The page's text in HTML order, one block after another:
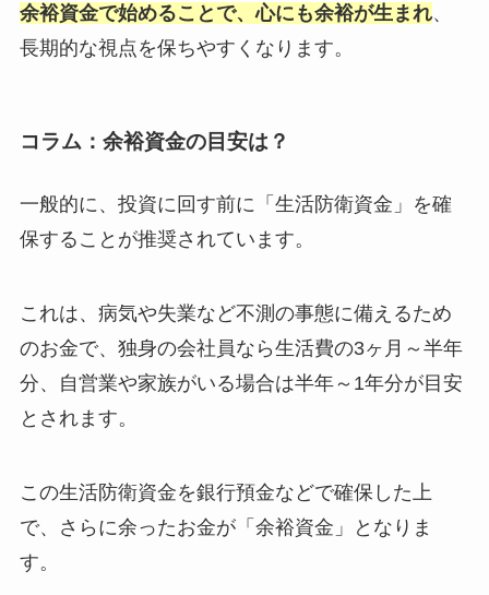
余裕資金で始めることで、心にも余裕が生まれ、
長期的な視点を保ちやすくなります。
コラム：余裕資金の目安は？
一般的に、投資に回す前に「生活防衛資金」を確
保することが推奨されています。
これは、病気や失業など不測の事態に備えるため
のお金で、独身の会社員なら生活費の3ヶ月～半年
分、自営業や家族がいる場合は半年～1年分が目安
とされます。
この生活防衛資金を銀行預金などで確保した上
で、さらに余ったお金が「余裕資金」となりま
す。